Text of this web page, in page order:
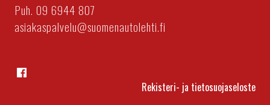
Puh. 09 6944 807
asiakaspalvelu@suomenautolehti.fi
Rekisteri- ja tietosuojaseloste